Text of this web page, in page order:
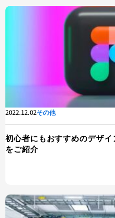
2022.12.02その他
初心者にもおすすめのデザ
をご紹介